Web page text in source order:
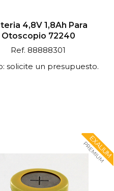
4,8V 1,8Ah Para
Otoscopio 72240
Ref. 88888301
solicite un presupuesto.
EXALIUM
PREMIUM